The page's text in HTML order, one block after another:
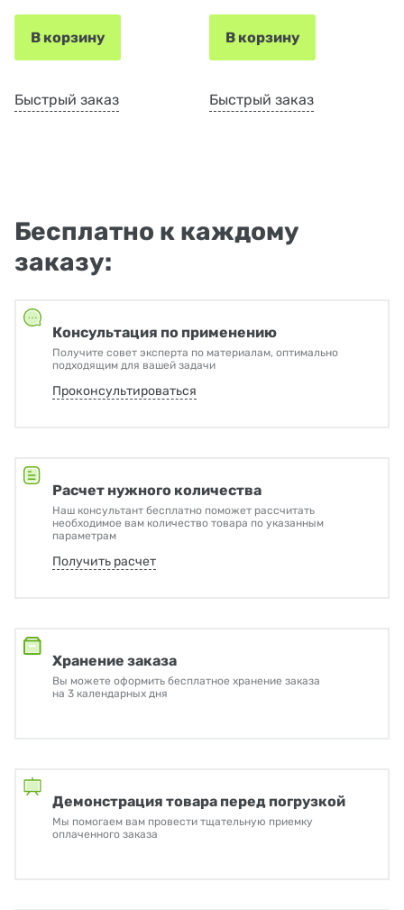
В корзину
Быстрый заказ
В корзину
Быстрый заказ
Бесплатно к каждому
заказу:
Консультация по применению
Получите совет эксперта по материалам, оптимально
подходящим для вашей задачи
Проконсультироваться
Расчет нужного количества
Наш консультант бесплатно поможет рассчитать
необходимое вам количество товара по указанным
параметрам
Получить расчет
Хранение заказа
Вы можете оформить бесплатное хранение заказа
на 3 календарных дня
Демонстрация товара перед погрузкой
Мы помогаем вам провести тщательную приемку
оплаченного заказа